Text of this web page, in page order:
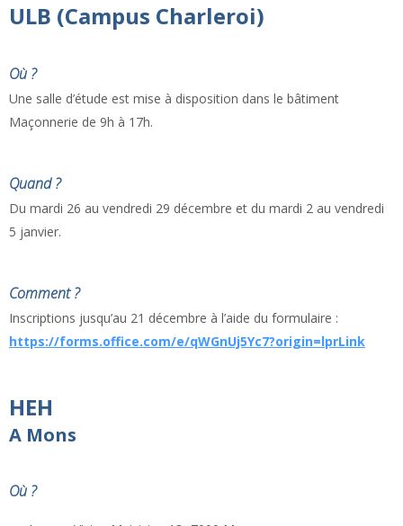
ULB (Campus Charleroi)
Où ?
Une salle d’étude est mise à disposition dans le bâtiment
Maçonnerie de 9h à 17h.
Quand ?
Du mardi 26 au vendredi 29 décembre et du mardi 2 au vendredi
5 janvier.
Comment ?
Inscriptions jusqu’au 21 décembre à l’aide du formulaire :
https://forms.office.com/e/qWGnUj5Yc7?origin=lprLink
HEH
A Mons
Où ?